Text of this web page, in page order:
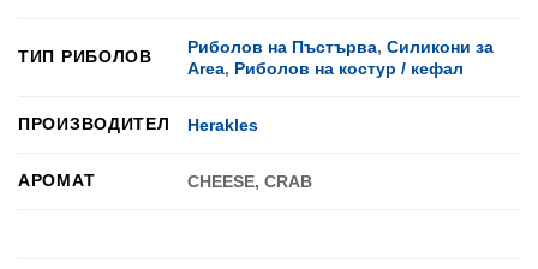
ТИП РИБОЛОВ Риболов на Пъстърва,Силикони за
Area, Риболов на костур / кефал
ПРОИЗВОДИТЕЛ Herakles
АРОМАТ CHEESE, CRAB